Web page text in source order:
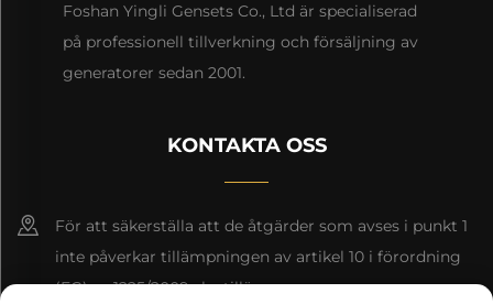
Foshan Yingli Gensets Co., Ltd är specialiserad
på professionell tillverkning och försäljning av
generatorer sedan 2001.
KONTAKTA OSS
För att säkerställa att de åtgärder som avses i punkt 1
inte påverkar tillämpningen av artikel 10 i förordning
(EG) nr 1225/2009 ska tillämpas.